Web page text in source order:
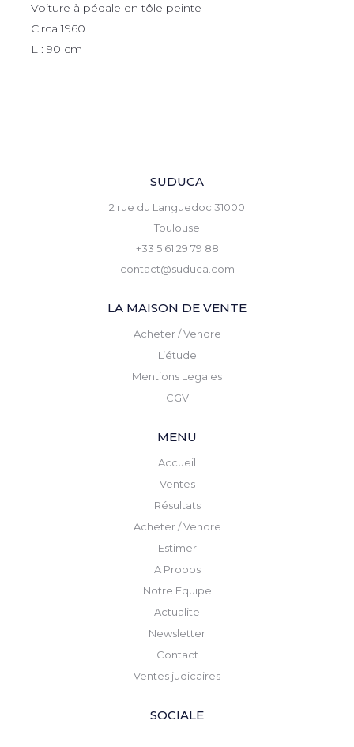
Voiture à pédale en tôle peinte
Circa 1960
L : 90 cm
SUDUCA
2 rue du Languedoc 31000
Toulouse
+33 5 61 29 79 88
contact@suduca.com
LA MAISON DE VENTE
Acheter / Vendre
L’étude
Mentions Legales
CGV
MENU
Accueil
Ventes
Résultats
Acheter / Vendre
Estimer
A Propos
Notre Equipe
Actualite
Newsletter
Contact
Ventes judicaires
SOCIALE